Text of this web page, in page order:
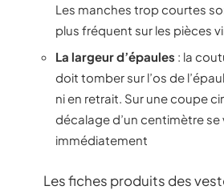
Les manches trop courtes
plus fréquent sur les pièces
La largeur d’épaules : la
doit tomber sur l’os de
ni en retrait. Sur une coupe
décalage d’un centimètre se
immédiatement
Les fiches produits des